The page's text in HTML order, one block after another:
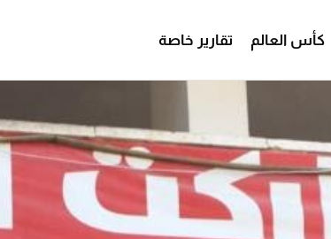
كأس العالم تقارير خاصة